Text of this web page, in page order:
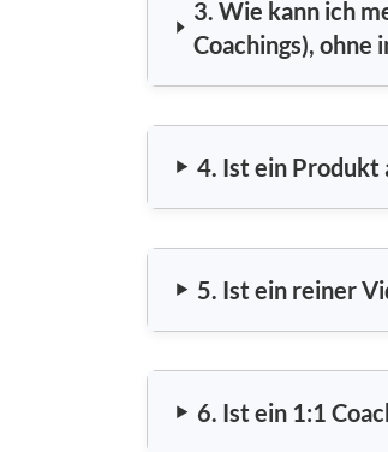
3. Wie kann ich
Coachings), ohne
4. Ist ein Produkt
5. Ist ein reiner
6. Ist ein 1:1